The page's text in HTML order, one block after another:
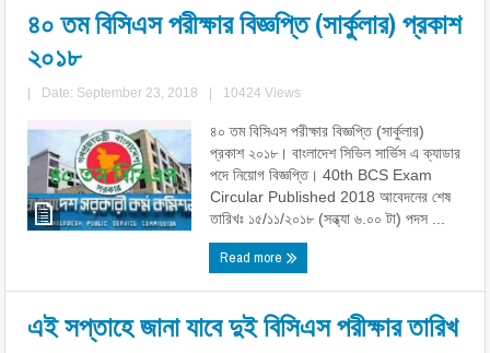
৪০ তম বিসিএস পরীক্ষার বিজ্ঞপ্তি (সার্কুলার) প্রকাশ
২০১৮
Date: September 23, 2018 10424 Views
৪০ তম বিসিএস পরীক্ষার বিজ্ঞপ্তি (সার্কুলার)
প্রকাশ ২০১৮। বাংলাদেশ সিভিল সার্ভিস এ ক্যাডার
পদে নিয়োগ বিজ্ঞপ্তি। 40th BCS Exam
Circular Published 2018 আবেদনের শেষ
তারিখঃ ১৫/১১/২০১৮ (সন্ধ্যা ৬.০০ টা) পদস ...
Read more
এই সপ্তাহে জানা যাবে দুই বিসিএস পরীক্ষার তারিখ